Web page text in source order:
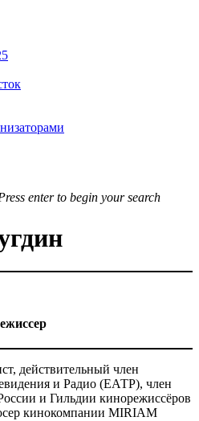
enter to begin your search
действительный член
и Радио (ЕАТР), член
и Гильдии кинорежиссёров
кинокомпании MIRIAM